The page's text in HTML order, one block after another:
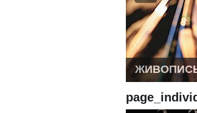
page_individ